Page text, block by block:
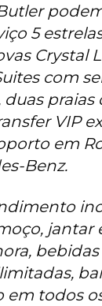
5
Crystal
com
praias
VIP
em
Benz.
jantar
em todos